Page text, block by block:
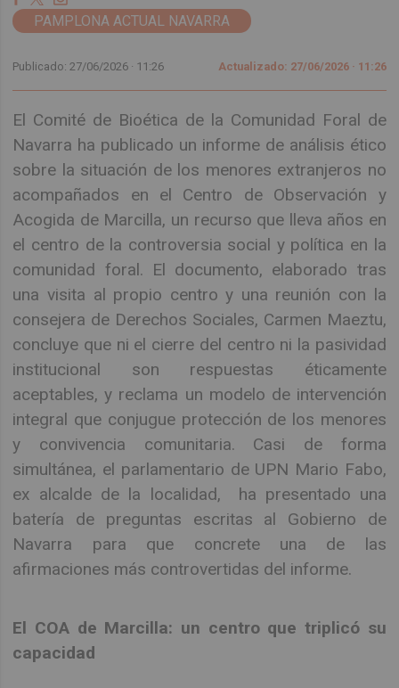
PAMPLONA ACTUAL NAVARRA
Publicado: 27/06/2026 · 11:26 Actualizado: 27/06/2026 · 11:26
El Comité de Bioética de la Comunidad Foral de
Navarra ha publicado un informe de análisis ético
sobre la situación de los menores extranjeros no
acompañados en el Centro de Observación y
Acogida de Marcilla, un recurso que lleva años en
el centro de la controversia social y política en la
comunidad foral. El documento, elaborado tras
una visita al propio centro y una reunión con la
consejera de Derechos Sociales, Carmen Maeztu,
concluye que ni el cierre del centro ni la pasividad
institucional son respuestas éticamente
aceptables, y reclama un modelo de intervención
integral que conjugue protección de los menores
y convivencia comunitaria. Casi de forma
simultánea, el parlamentario de UPN Mario Fabo,
ex alcalde de la localidad, ha presentado una
batería de preguntas escritas al Gobierno de
Navarra para que concrete una de las
afirmaciones más controvertidas del informe.
El COA de Marcilla: un centro que triplicó su
capacidad